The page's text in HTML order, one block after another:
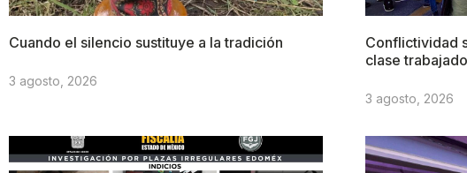
Cuando el silencio sustituye a la tradición
3 agosto, 2026
Conflictividad
clase
3 agosto, 2026